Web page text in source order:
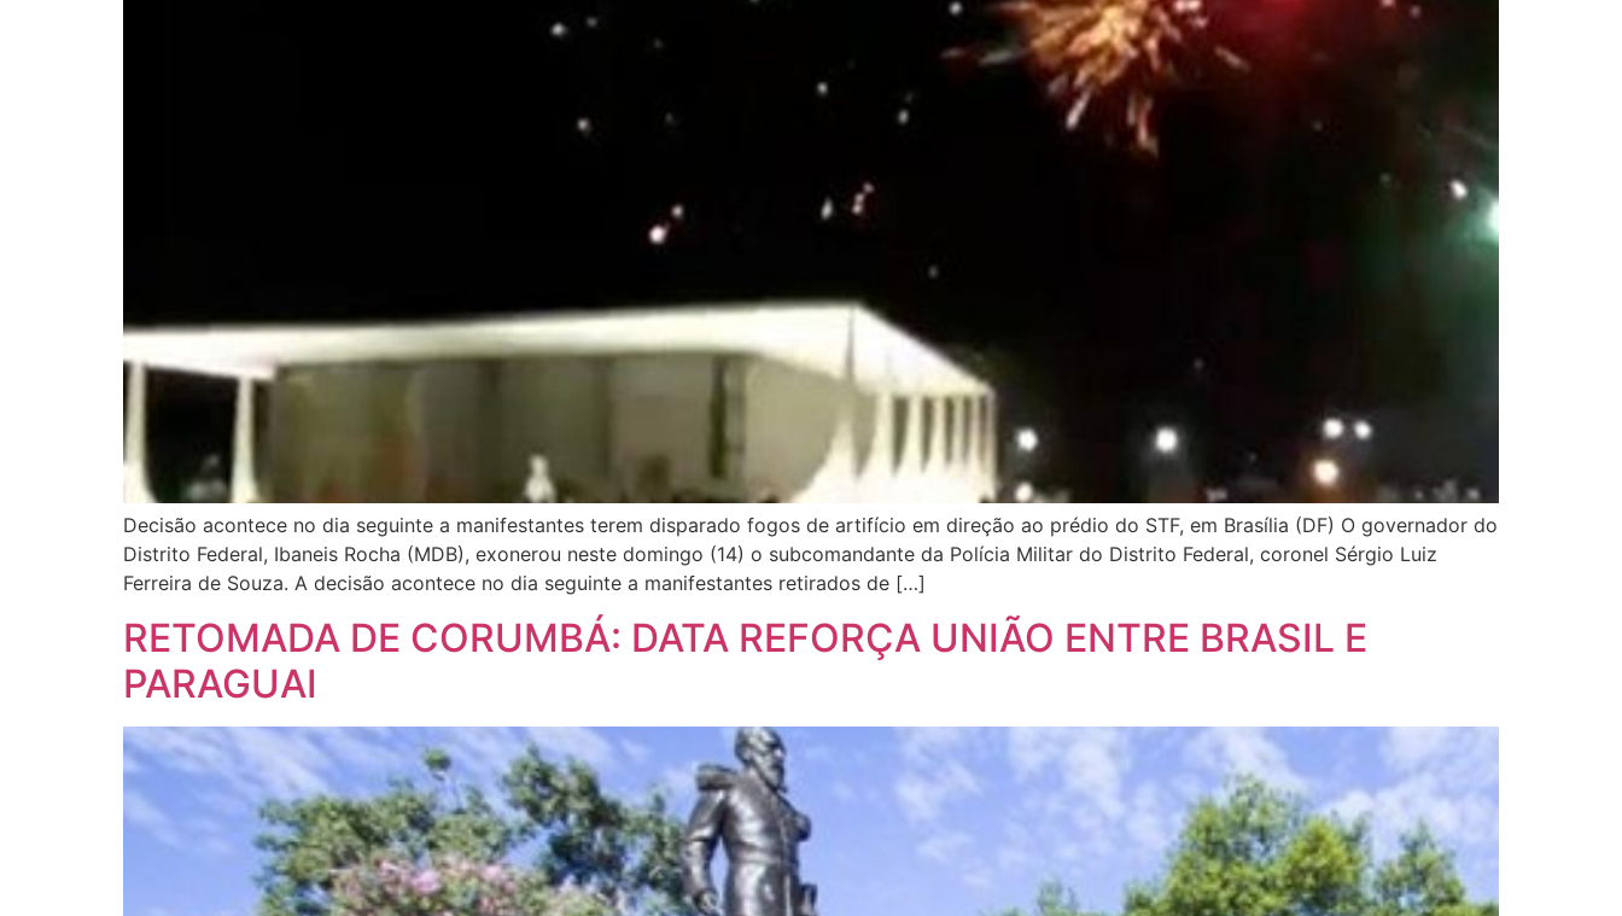
Decisão acontece no dia seguinte a manifestantes terem disparado fogos de artifício em direção ao prédio do STF, em Brasília (DF) O governador do
Distrito Federal, Ibaneis Rocha (MDB), exonerou neste domingo (14) o subcomandante da Polícia Militar do Distrito Federal, coronel Sérgio Luiz
Ferreira de Souza. A decisão acontece no dia seguinte a manifestantes retirados de […]
RETOMADA DE CORUMBÁ: DATA REFORÇA UNIÃO ENTRE BRASIL E
PARAGUAI